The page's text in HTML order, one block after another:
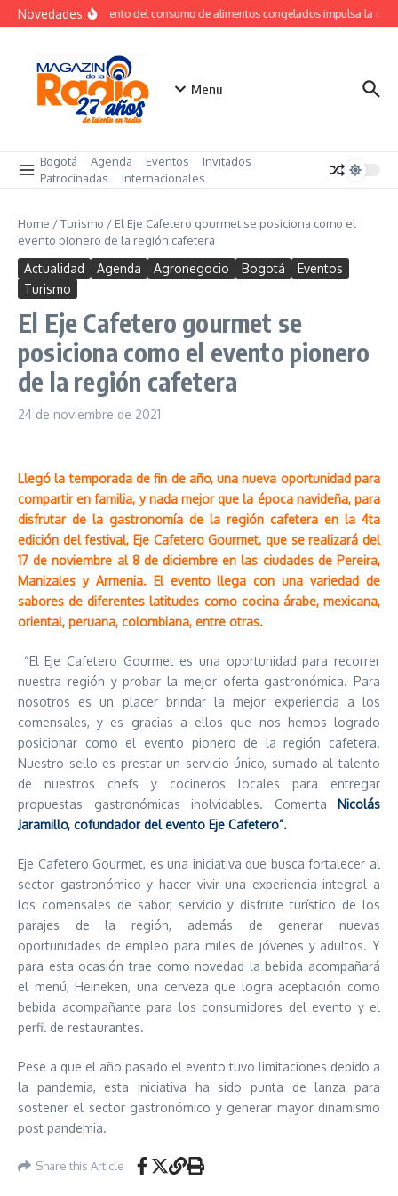
Saltar al contenido
NovedadesCrecimiento del consumo de alimentos congelados impulsa la
Menu
Bogotá Agenda Eventos
Invitados
Patrocinadas
Internacionales
Home /Turismo / El Eje Cafetero gourmet se posiciona como el
evento pionero de la región cafetera
Actualidad Agenda Agronegocio Bogotá
Eventos
Turismo
El Eje Cafetero gourmet se
posiciona como el evento pionero
de la región cafetera
24 de noviembre de 2021
Llegó la temporada de fin de año, una nueva oportunidad para
compartir en familia, y nada mejor que la época navideña, para
disfrutar de la gastronomía de la región cafetera en la 4ta
edición del festival, Eje Cafetero Gourmet, que se realizará del
17 de noviembre al 8 de diciembre en las ciudades de Pereira,
Manizales y Armenia. El evento llega con una variedad de
sabores de diferentes latitudes como cocina árabe, mexicana,
oriental, peruana, colombiana, entre otras.
“El Eje Cafetero Gourmet es una oportunidad para recorrer
nuestra región y probar la mejor oferta gastronómica. Para
nosotros es un placer brindar la mejor experiencia a los
comensales, y es gracias a ellos que nos hemos logrado
posicionar como el evento pionero de la región cafetera.
Nuestro sello es prestar un servicio único, sumado al talento
de nuestros chefs y cocineros locales para entregar
propuestas gastronómicas inolvidables. Comenta Nicolás
Jaramillo, cofundador del evento Eje Cafetero”.
Eje Cafetero Gourmet, es una iniciativa que busca fortalecer al
sector gastronómico y hacer vivir una experiencia integral a
los comensales de sabor, servicio y disfrute turístico de los
parajes de la región, además de generar nuevas
oportunidades de empleo para miles de jóvenes y adultos. Y
para esta ocasión trae como novedad la bebida acompañará
el menú, Heineken, una cerveza que logra aceptación como
bebida acompañante para los consumidores del evento y el
perfil de restaurantes.
Pese a que el año pasado el evento tuvo limitaciones debido a
la pandemia, esta iniciativa ha sido punta de lanza para
sostener el sector gastronómico y generar mayor dinamismo
post pandemia.
Share this Article